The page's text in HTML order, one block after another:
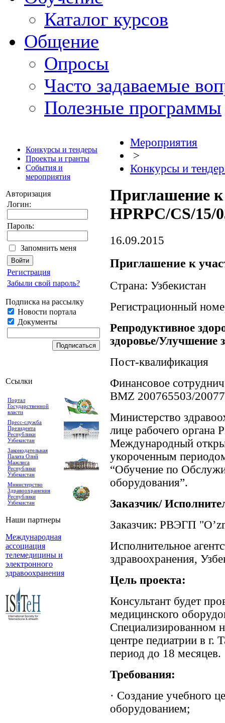
Каталог курсов
Общение
Опросы
Часто задаваемые
Полезные программы
Конкурсы и тендеры
Проекты и гранты
События и
мероприятия
Авторизация
Логин:
Пароль:
Запомнить меня
Регистрация
Забыли свой пароль?
Подписка на рассылку
Новости портала
Документы
Ссылки
Портал
Государственной
власти
Пресс-служба
Президента
Республики
Узбекистан
Законодательная
Палата Олий
Мажлиса
Республики
Узбекистан
Министерство
Здравоохранения
Республики
Узбекистан
Наши партнеры
Международная
ассоциация
телемедицины и
электронного
здравоохранения
Мероприятия
>
Конкурсы и
Приглашение к
HPRPC/CS/15/
16.09.2015
Приглашение к
Страна: Узбекистан
Регистрационный
Репродуктивное
здоровье/Улучшение
Пост-квалификация
Финансовое
BMZ 200765503/
Министерство
лице рабочего органа
Международный
укороченным
“Обучение по
оборудования”.
Заказчик/
Заказчик: РВЭГП
Исполнительное
здравоохранения,
Цель проекта:
Консультант будет
медицинского
Специализированном
центре педиатрии в г.
период до 18 месяцев.
Требования:
· Создание учебного
оборудованием;